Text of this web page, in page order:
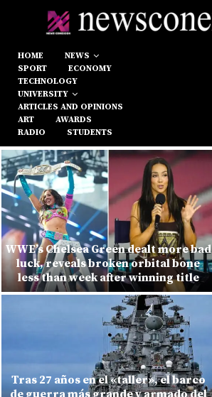
HOME
NEWS
SPORT
ECONOMY
TECHNOLOGY
UNIVERSITY
ARTICLES AND OPINIONS
ART
AWARDS
RADIO
STUDENTS
WWE’s Chelsea Green dealt more bad
luck, reveals broken orbital bone
less than week after winning title
Tras 27 años en el «taller», el barco
de guerra más grande y armado del